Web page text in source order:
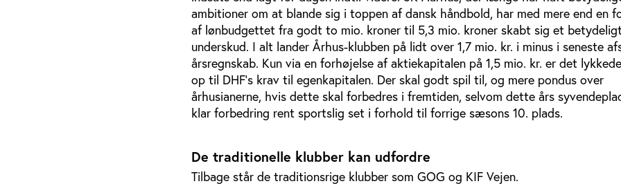
ambitioner om at blande sig i toppen af dansk håndbold, har med mere end en
af lønbudgettet fra godt to mio. kroner til 5,3 mio. kroner skabt sig et
underskud. I alt lander Århus-klubben på lidt over 1,7 mio. kr. i minus i seneste
årsregnskab. Kun via en forhøjelse af aktiekapitalen på 1,5 mio. kr. er det
op til DHF's krav til egenkapitalen. Der skal godt spil til, og mere pondus over
århusianerne, hvis dette skal forbedres i fremtiden, selvom dette års
klar forbedring rent sportslig set i forhold til forrige sæsons 10. plads.
De traditionelle klubber kan udfordre
Tilbage står de traditionsrige klubber som GOG og KIF Vejen.